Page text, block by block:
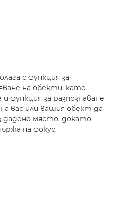
с функция за
на обекти, като
за разпознаване
вас или вашия обект да
дадено място, докато
на фокус.